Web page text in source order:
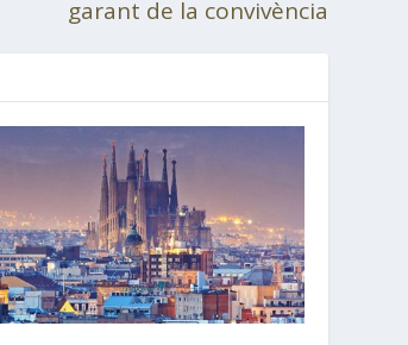
garant de la convivència